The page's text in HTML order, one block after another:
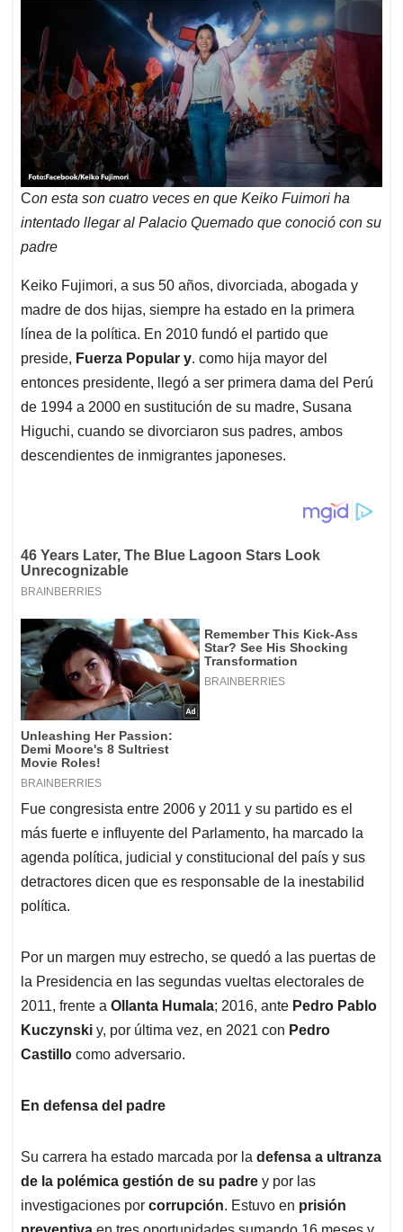
Con esta son cuatro veces en que Keiko Fuimori ha
intentado llegar al Palacio Quemado que conoció con su
padre
Keiko Fujimori, a sus 50 años, divorciada, abogada y
madre de dos hijas, siempre ha estado en la primera
línea de la política. En 2010 fundó el partido que
preside, Fuerza Popular y. como hija mayor del
entonces presidente, llegó a ser primera dama del Perú
de 1994 a 2000 en sustitución de su madre, Susana
Higuchi, cuando se divorciaron sus padres, ambos
descendientes de inmigrantes japoneses.
Fue congresista entre 2006 y 2011 y su partido es el
más fuerte e influyente del Parlamento, ha marcado la
agenda política, judicial y constitucional del país y sus
detractores dicen que es responsable de la inestabilid
política.
Por un margen muy estrecho, se quedó a las puertas de
la Presidencia en las segundas vueltas electorales de
2011, frente a Ollanta Humala; 2016, ante Pedro Pablo
Kuczynski y, por última vez, en 2021 con Pedro
Castillo como adversario.
En defensa del padre
Su carrera ha estado marcada por la defensa a ultranza
de la polémica gestión de su padre y por las
investigaciones por corrupción. Estuvo en prisión